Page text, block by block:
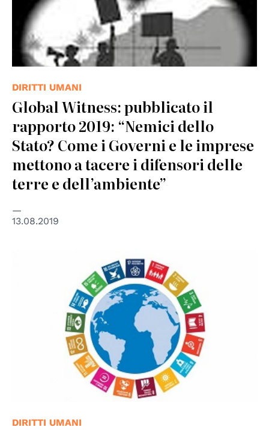
DIRITTI UMANI
Global Witness: pubblicato il
rapporto 2019: “Nemici dello
Stato? Come i Governi e le imprese
mettono a tacere i difensori delle
terre e dell’ambiente”
13.08.2019
DIRITTI UMANI